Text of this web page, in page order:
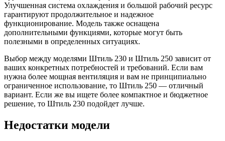
Улучшенная система охлаждения и большой рабочий ресурс
гарантируют продолжительное и надежное
функционирование. Модель также оснащена
дополнительными функциями, которые могут быть
полезными в определенных ситуациях.
Выбор между моделями Штиль 230 и Штиль 250 зависит от
ваших конкретных потребностей и требований. Если вам
нужна более мощная вентиляция и вам не принципиально
ограниченное использование, то Штиль 250 — отличный
вариант. Если же вы ищете более компактное и бюджетное
решение, то Штиль 230 подойдет лучше.
Недостатки модели